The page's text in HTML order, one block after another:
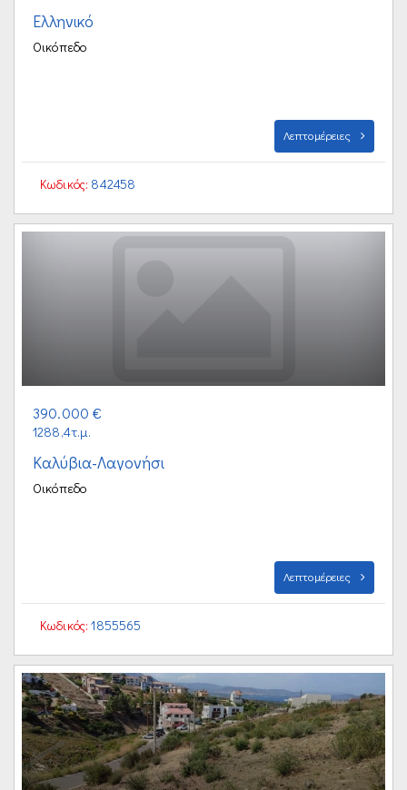
Ελληνικό
Οικόπεδο
Λεπτομέρειες
Κωδικός: 842458
390.000 €
1288,4τ.μ.
Καλύβια-Λαγονήσι
Οικόπεδο
Λεπτομέρειες
Κωδικός: 1855565